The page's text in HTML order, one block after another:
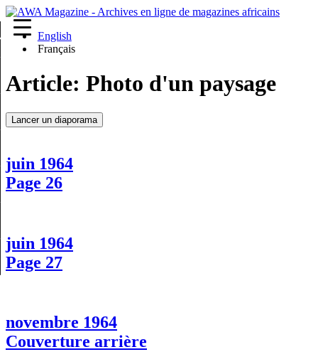
English
Français
Article: Photo d'un paysage
Lancer un diaporama
juin 1964
Page 26
juin 1964
Page 27
novembre 1964
Couverture arrière